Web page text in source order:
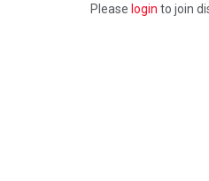
Please login to join